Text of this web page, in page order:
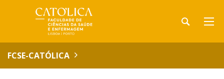
FCSE-CATÓLICA